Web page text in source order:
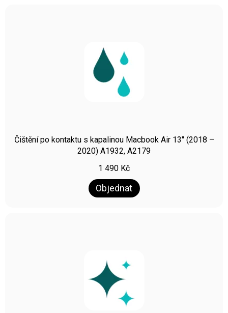
Čištění po kontaktu s kapalinou Macbook Air 13″ (2018 –
2020) A1932, A2179
1 490 Kč
Objednat